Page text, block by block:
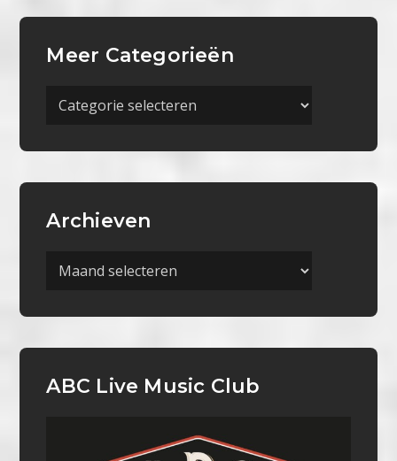
Meer Categorieën
Meer
Archieven
Archieven
ABC Live Music Club